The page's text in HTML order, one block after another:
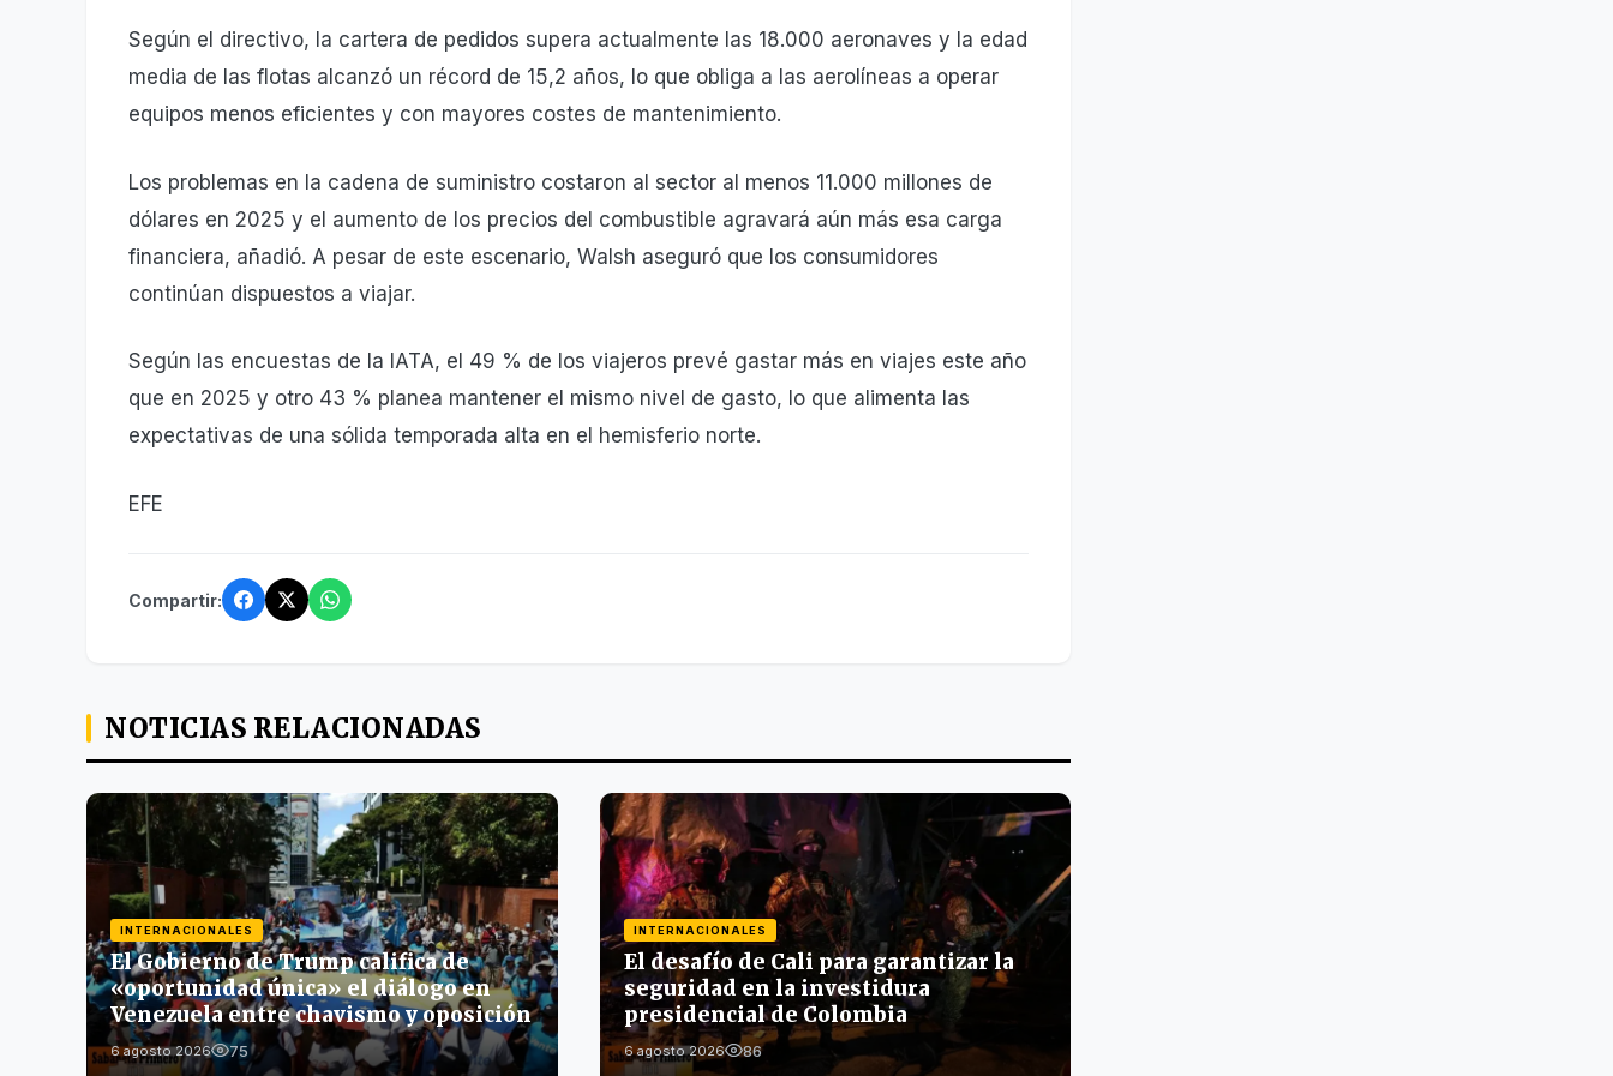
Según el directivo, la cartera de pedidos supera actualmente las 18.000 aeronaves y la edad
media de las flotas alcanzó un récord de 15,2 años, lo que obliga a las aerolíneas a operar
equipos menos eficientes y con mayores costes de mantenimiento.
Los problemas en la cadena de suministro costaron al sector al menos 11.000 millones de
dólares en 2025 y el aumento de los precios del combustible agravará aún más esa carga
financiera, añadió. A pesar de este escenario, Walsh aseguró que los consumidores
continúan dispuestos a viajar.
Según las encuestas de la IATA, el 49 % de los viajeros prevé gastar más en viajes este año
que en 2025 y otro 43 % planea mantener el mismo nivel de gasto, lo que alimenta las
expectativas de una sólida temporada alta en el hemisferio norte.
EFE
Compartir:
NOTICIAS RELACIONADAS
INTERNACIONALES
El Gobierno de Trump califica de
«oportunidad única» el diálogo en
Venezuela entre chavismo y oposición
6 agosto 2026 75
INTERNACIONALES
El desafío de Cali para garantizar la
seguridad en la investidura
presidencial de Colombia
6 agosto 2026 86